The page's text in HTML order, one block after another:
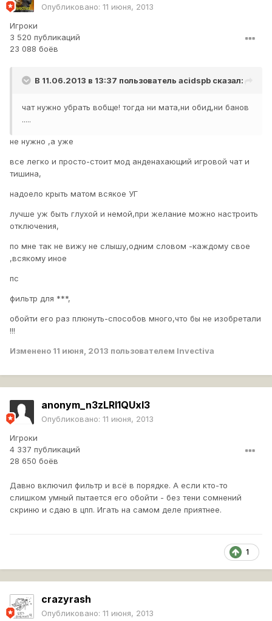
Опубликовано: 11 июня, 2013
Игроки
3 520 публикаций
23 088 боёв
В 11.06.2013 в 13:37 пользователь acidspb сказал:
чат нужно убрать вобще! тогда ни мата,ни обид,ни банов
.....
не нужно ,а уже
все легко и просто-стоит мод анденахающий игровой чат и
тишина,
надоело крыть матом всякое УГ
лучше уж быть глухой и немой,при желание можно настроить
отключения,
по мне так не вижу не слышу,одним словом -каждому свое
,всякому иное
пс
фильтр для ***,
обойти его раз плюнуть-способов много,что бы не изобретали
!!!
Изменено 11 июня, 2013 пользователем Invectiva
anonym_n3zLRI1QUxl3
Опубликовано: 11 июня, 2013
Игроки
4 337 публикаций
28 650 боёв
Давно включил фильтр и всё в порядке. А если кто-то
слишком умный пытается его обойти - без тени сомнений
скриню и сдаю в цпп. Игать на самом деле приятнее.
1
crazyrash
Опубликовано: 11 июня, 2013